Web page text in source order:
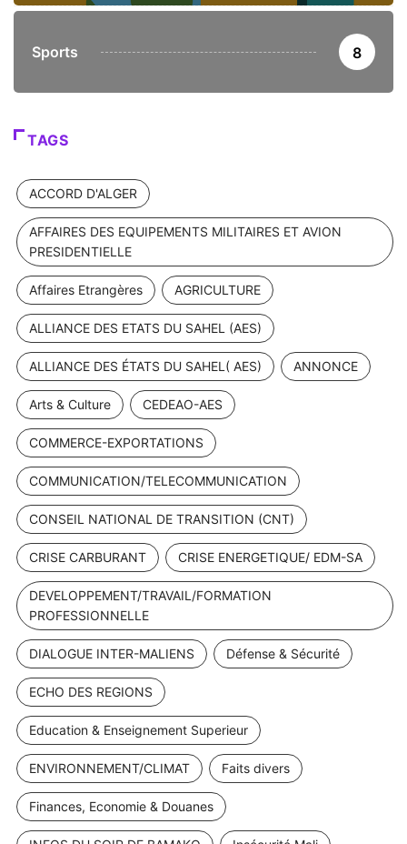
Sports 8
TAGS
ACCORD D'ALGER
AFFAIRES DES EQUIPEMENTS MILITAIRES ET AVION
PRESIDENTIELLE
Affaires Etrangères AGRICULTURE
ALLIANCE DES ETATS DU SAHEL (AES)
ALLIANCE DES ÉTATS DU SAHEL( AES) ANNONCE
Arts & Culture CEDEAO-AES
COMMERCE-EXPORTATIONS
COMMUNICATION/TELECOMMUNICATION
CONSEIL NATIONAL DE TRANSITION (CNT)
CRISE CARBURANT CRISE ENERGETIQUE/ EDM-SA
DEVELOPPEMENT/TRAVAIL/FORMATION
PROFESSIONNELLE
DIALOGUE INTER-MALIENS Défense & Sécurité
ECHO DES REGIONS
Education & Enseignement Superieur
ENVIRONNEMENT/CLIMAT Faits divers
Finances, Economie & Douanes